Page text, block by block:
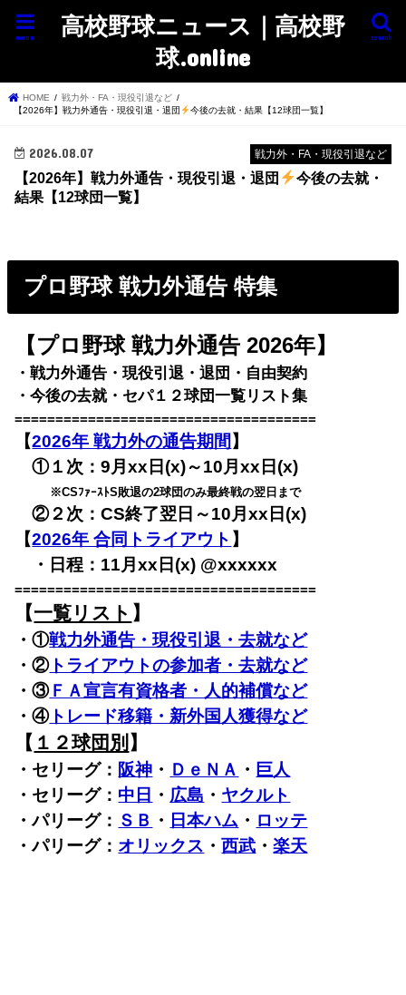
高校野球ニュース｜高校野
球.online
search
menu
HOME
戦力外・FA・現役引退など
【2026年】戦力外通告・現役引退・退団
今後の去就・結果【12球団一覧】
戦力外・FA・現役引退など
2026.08.07
【2026年】戦力外通告・現役引退・退団
今後の去就・
結果【12球団一覧】
プロ野球 戦力外通告 特集
【プロ野球 戦力外通告 2026年】
・戦力外通告・現役引退・退団・自由契約
・今後の去就・セパ１２球団一覧リスト集
=====================================
【2026年 戦力外の通告期間 】
①１次：9月xx日(x)～10月xx日(x)
※CSﾌｧｰｽﾄS敗退の2球団のみ最終戦の翌日まで
②２次：CS終了翌日～10月xx日(x)
【2026年 合同トライアウト 】
・日程：11月xx日(x) @xxxxxx
=====================================
【一覧リスト 】
・①戦力外通告・現役引退・去就など
・②トライアウトの参加者・去就など
・③ＦＡ宣言有資格者・人的補償など
・④トレード移籍・新外国人獲得など
【 １２球団別 】
・セリーグ： 阪神 ・ ＤｅＮＡ ・ 巨人
・セリーグ： 中日 ・ 広島 ・ ヤクルト
・パリーグ： ＳＢ ・ 日本ハム ・ ロッテ
・パリーグ： オリックス ・西武 ・楽天